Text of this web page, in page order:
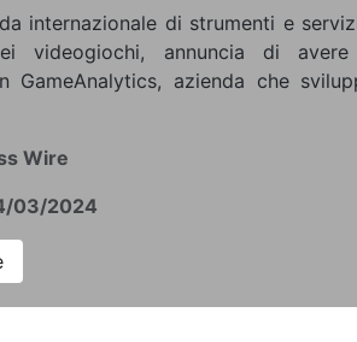
internazionale di strumenti e
videogiochi, annuncia di
GameAnalytics, azienda che
Wire
03/2024